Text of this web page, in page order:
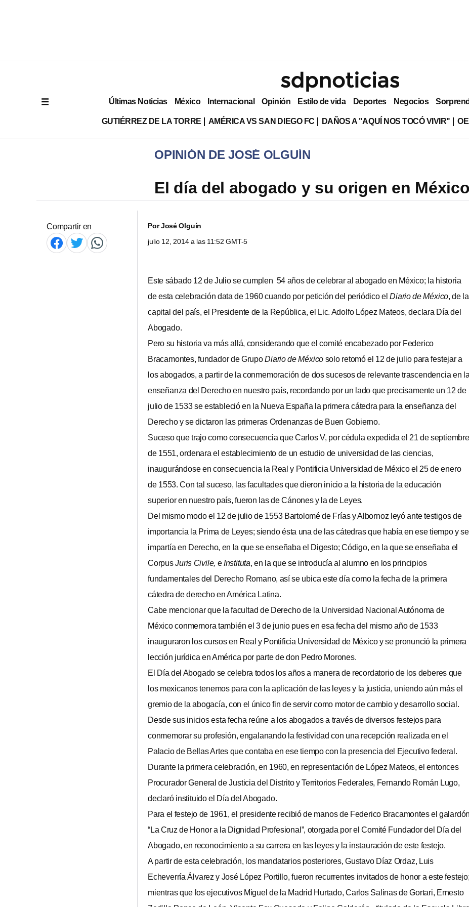
Últimas Noticias México Internacional Opinión Estilo de vida Deportes Negocios
GUTIÉRREZ DE LA TORRE AMÉRICA VS SAN DIEGO FC DAÑOS A "AQUÍ NOS TOCÓ VIVIR"
OPINIÓN DE JOSÉ OLGUÍN
El día del abogado y su origen en México
Compartir en PorJosé Olguín
julio 12, 2014 a las 11:52 GMT-5
Este sábado 12 de Julio se cumplen 54 años de celebrar al abogado en México; la historia
de esta celebración data de 1960 cuando por petición del periódico elDiario de México, de la
capital del país, el Presidente de la República, el Lic. Adolfo López Mateos, declara Día del
Abogado.
Pero su historia va más allá, considerando que el comité encabezado por Federico
Bracamontes, fundador de GrupoDiario de México solo retomó el 12 de julio para festejar a
los abogados, a partir de la conmemoración de dos sucesos de relevante trascendencia en la
enseñanza del Derecho en nuestro país, recordando por un lado que precisamente un 12 de
julio de 1533 se estableció en la Nueva España la primera cátedra para la enseñanza del
Derecho y se dictaron las primeras Ordenanzas de Buen Gobierno.
Suceso que trajo como consecuencia que Carlos V, por cédula expedida el 21 de septiembre
de 1551, ordenara el establecimiento de un estudio de universidad de las ciencias,
inaugurándose en consecuencia la Real y Pontificia Universidad de México el 25 de enero
de 1553. Con tal suceso, las facultades que dieron inicio a la historia de la educación
superior en nuestro país, fueron las de Cánones y la de Leyes.
Del mismo modo el 12 de julio de 1553 Bartolomé de Frías y Albornoz leyó ante testigos de
importancia la Prima de Leyes; siendo ésta una de las cátedras que había en ese tiempo y se
impartía en Derecho, en la que se enseñaba el Digesto; Código, en la que se enseñaba el
CorpusJuris Civile, e Instituta, en la que se introducía al alumno en los principios
fundamentales del Derecho Romano, así se ubica este día como la fecha de la primera
cátedra de derecho en América Latina.
Cabe mencionar que la facultad de Derecho de la Universidad Nacional Autónoma de
México conmemora también el 3 de junio pues en esa fecha del mismo año de 1533
inauguraron los cursos en Real y Pontificia Universidad de México y se pronunció la primera
lección jurídica en América por parte de don Pedro Morones.
El Día del Abogado se celebra todos los años a manera de recordatorio de los deberes que
los mexicanos tenemos para con la aplicación de las leyes y la justicia, uniendo aún más el
gremio de la abogacía, con el único fin de servir como motor de cambio y desarrollo social.
Desde sus inicios esta fecha reúne a los abogados a través de diversos festejos para
conmemorar su profesión, engalanando la festividad con una recepción realizada en el
Palacio de Bellas Artes que contaba en ese tiempo con la presencia del Ejecutivo federal.
Durante la primera celebración, en 1960, en representación de López Mateos, el entonces
Procurador General de Justicia del Distrito y Territorios Federales, Fernando Román Lugo,
declaró instituido el Día del Abogado.
Para el festejo de 1961, el presidente recibió de manos de Federico Bracamontes el galardón
“La Cruz de Honor a la Dignidad Profesional”, otorgada por el Comité Fundador del Día del
Abogado, en reconocimiento a su carrera en las leyes y la instauración de este festejo.
A partir de esta celebración, los mandatarios posteriores, Gustavo Díaz Ordaz, Luis
Echeverría Álvarez y José López Portillo, fueron recurrentes invitados de honor a este festejo;
mientras que los ejecutivos Miguel de la Madrid Hurtado, Carlos Salinas de Gortari, Ernesto